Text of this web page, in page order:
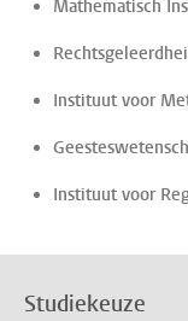
Mathematisch
Instituut voor
Instituut voor
Studiekeuze